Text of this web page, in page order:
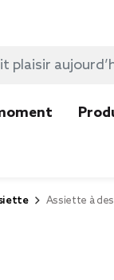
Assiette à